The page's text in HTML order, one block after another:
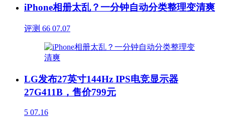
iPhone相册太乱？一分钟自动分类整理变清爽
评测 66 07.07
LG发布27英寸144Hz IPS电竞显示器
27G411B，售价799元
5 07.16